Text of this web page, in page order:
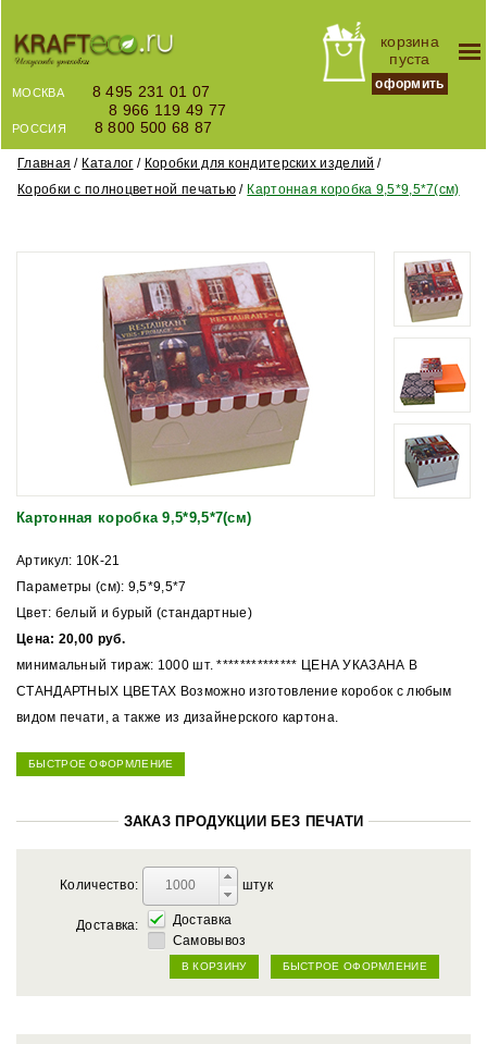
корзина
пуста
оформить
МОСКВА
8 495 231 01 07
8 966 119 49 77
РОССИЯ 8 800 500 68 87
Главная Каталог
Коробки для кондитерских изделий
Коробки с полноцветной печатью
Картонная коробка 9,5*9,5*7(см)
Картонная коробка 9,5*9,5*7(см)
Артикул: 10К-21
Параметры (см): 9,5*9,5*7
Цвет: белый и бурый (стандартные)
Цена: 20,00 руб.
минимальный тираж: 1000 шт. ************** ЦЕНА УКАЗАНА В
СТАНДАРТНЫХ ЦВЕТАХ Возможно изготовление коробок с любым
видом печати, а также из дизайнерского картона.
БЫСТРОЕ ОФОРМЛЕНИЕ
ЗАКАЗ ПРОДУКЦИИ БЕЗ ПЕЧАТИ
Количество: штук
Доставка:
Доставка
Самовывоз
В КОРЗИНУ БЫСТРОЕ ОФОРМЛЕНИЕ